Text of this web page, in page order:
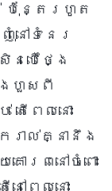
ប៉ុន្តែរហូត
ៅទំនេរ
នបើថ្ងៃ
ងហួសពី
ពេលនោះ
ាល់គ្នានឹង
គោរពនៅចំពោះ
ៅពេលនោះ